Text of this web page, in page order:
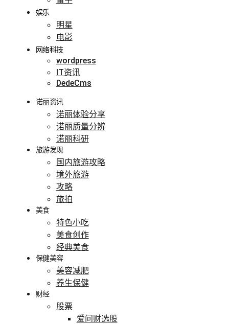
娱乐
明星
电影
网络科技
wordpress
IT资讯
DedeCms
诺丽资讯
诺丽体验分享
诺丽质量分辨
诺丽科研
旅游发现
国内旅游攻略
境外旅游
攻略
旅拍
美食
特色小吃
美食创作
经典美食
保健美容
美容减肥
养生保健
财经
股票
爱问财选股